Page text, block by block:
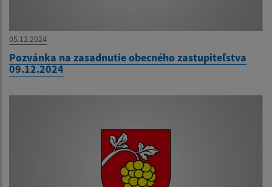
05.12.2024
Pozvánka na zasadnutie obecného zastupiteľstva
09.12.2024